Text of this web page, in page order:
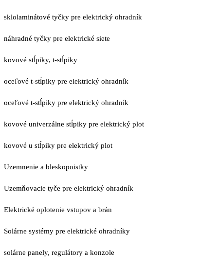
sklolaminátové tyčky pre elektrický ohradník
náhradné tyčky pre elektrické siete
kovové stĺpiky, t-stĺpiky
oceľové t-stĺpiky pre elektrický ohradník
oceľové t-stĺpiky pre elektrický ohradník
kovové univerzálne stĺpiky pre elektrický plot
kovové u stĺpiky pre elektrický plot
Uzemnenie a bleskopoistky
Uzemňovacie tyče pre elektrický ohradník
Elektrické oplotenie vstupov a brán
Solárne systémy pre elektrické ohradníky
solárne panely, regulátory a konzole